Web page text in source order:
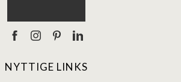
NYTTIGE LINKS